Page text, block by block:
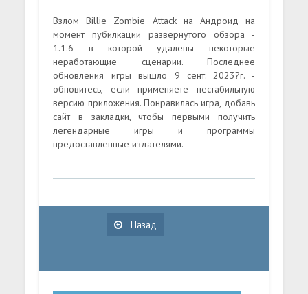
Взлом Billie Zombie Attack на Андроид на
момент пубилкации развернутого обзора -
1.1.6 в которой удалены некоторые
неработающие сценарии. Последнее
обновления игры вышло 9 сент. 2023?г. -
обновитесь, если применяете нестабильную
версию приложения. Понравилась игра, добавь
сайт в закладки, чтобы первыми получить
легендарные игры и программы
предоставленные издателями.
Назад